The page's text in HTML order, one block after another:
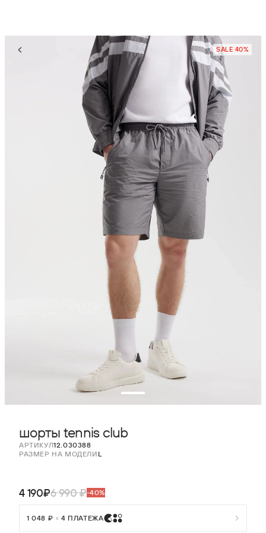
SALE 40%
шорты tennis club
АРТИКУЛ12.030388
РАЗМЕР НА МОДЕЛИ L
4 190₽6 990 ₽-40%
1 048 ₽ × 4 ПЛАТЕЖА